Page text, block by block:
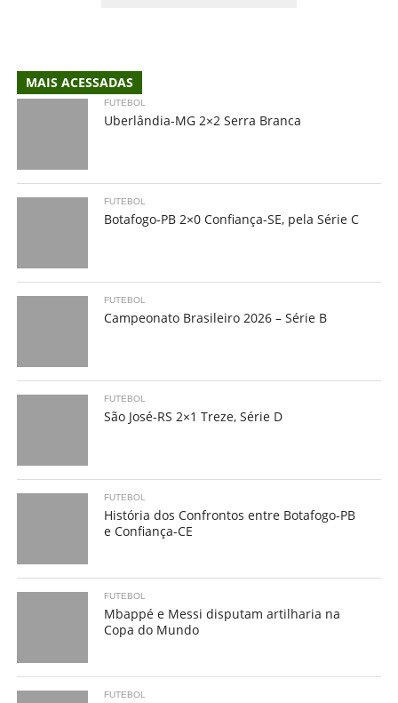
MAIS ACESSADAS
FUTEBOL
Uberlândia-MG 2×2 Serra Branca
FUTEBOL
Botafogo-PB 2×0 Confiança-SE, pela Série C
FUTEBOL
Campeonato Brasileiro 2026 – Série B
FUTEBOL
São José-RS 2×1 Treze, Série D
FUTEBOL
História dos Confrontos entre Botafogo-PB
e Confiança-CE
FUTEBOL
Mbappé e Messi disputam artilharia na
Copa do Mundo
FUTEBOL